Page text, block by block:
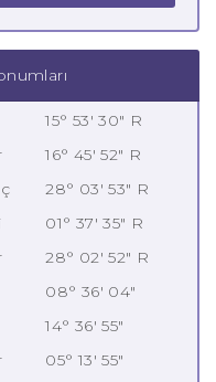
15° 53' 30" R
16° 45' 52" R
28° 03' 53" R
01° 37' 35" R
28° 02' 52" R
08° 36' 04"
14° 36' 55"
05° 13' 55"